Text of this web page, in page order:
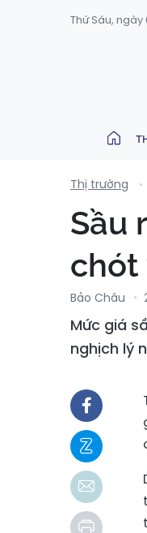
Thứ Sáu,
Thị trường
Sầu
chót
Bảo Châu
Mức giá
nghịch lý